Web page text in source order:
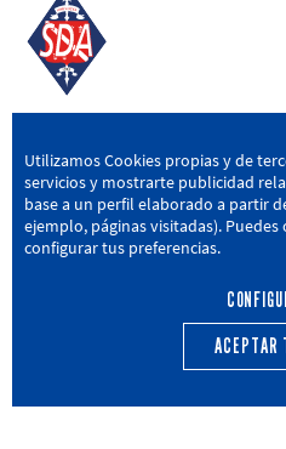
SD AMOREBIETA
San Miguel Kalea, 16, 48340
946 604 751 |
CANTERA
Utilizamos Cookies propias y de
servicios y mostrarte publicidad
base a un perfil elaborado a partir
ejemplo, páginas visitadas).
configurar tus preferencias.
ACEPTAR